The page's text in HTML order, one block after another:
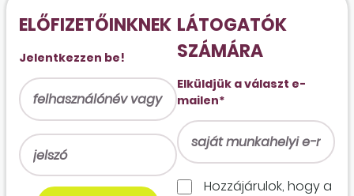
ELŐFIZETŐINKNEK
Jelentkezzen be!
LÁTOGATÓK
SZÁMÁRA
Elküldjük a választ e-
mailen*
Hozzájárulok, hogy a